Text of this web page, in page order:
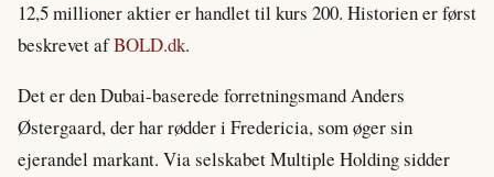
12,5 millioner aktier er handlet til kurs 200. Historien er først
beskrevet afBOLD.dk.
Det er den Dubai-baserede forretningsmand Anders
Østergaard, der har rødder i Fredericia, som øger sin
ejerandel markant. Via selskabet Multiple Holding sidder